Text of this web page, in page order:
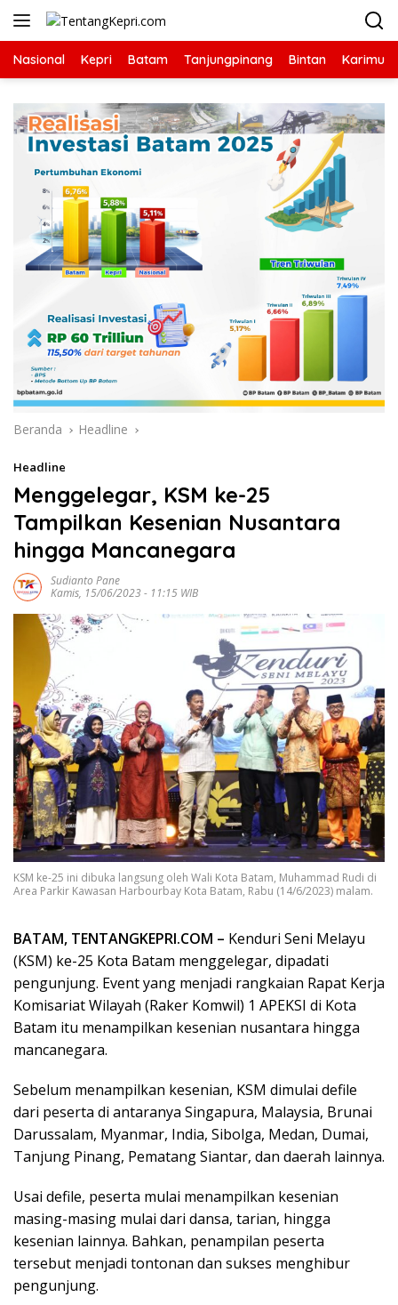
Langsung
Nasional Kepri Batam Tanjungpinang Bintan Karimun
Beranda Headline
Headline
Menggelegar, KSM ke-25
Tampilkan Kesenian Nusantara
hingga Mancanegara
Sudianto Pane
Kamis, 15/06/2023 - 11:15 WIB
KSM ke-25 ini dibuka langsung oleh Wali Kota Batam, Muhammad Rudi di
Area Parkir Kawasan Harbourbay Kota Batam, Rabu (14/6/2023) malam.
BATAM, TENTANGKEPRI.COM – Kenduri Seni Melayu
(KSM) ke-25 Kota Batam menggelegar, dipadati
pengunjung. Event yang menjadi rangkaian Rapat Kerja
Komisariat Wilayah (Raker Komwil) 1 APEKSI di Kota
Batam itu menampilkan kesenian nusantara hingga
mancanegara.
Sebelum menampilkan kesenian, KSM dimulai defile
dari peserta di antaranya Singapura, Malaysia, Brunai
Darussalam, Myanmar, India, Sibolga, Medan, Dumai,
Tanjung Pinang, Pematang Siantar, dan daerah lainnya.
Usai defile, peserta mulai menampilkan kesenian
masing-masing mulai dari dansa, tarian, hingga
kesenian lainnya. Bahkan, penampilan peserta
tersebut menjadi tontonan dan sukses menghibur
pengunjung.